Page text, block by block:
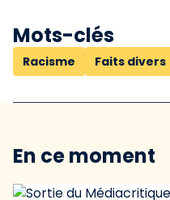
Mots-clés
Racisme Faits divers
En ce moment